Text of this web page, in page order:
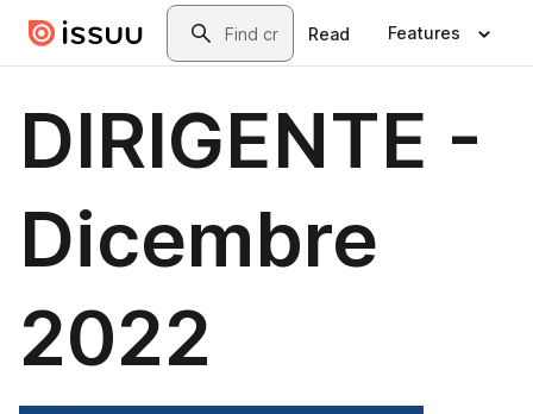
Skip to main contentSearch
Read Features
DIRIGENTE -
Dicembre
2022